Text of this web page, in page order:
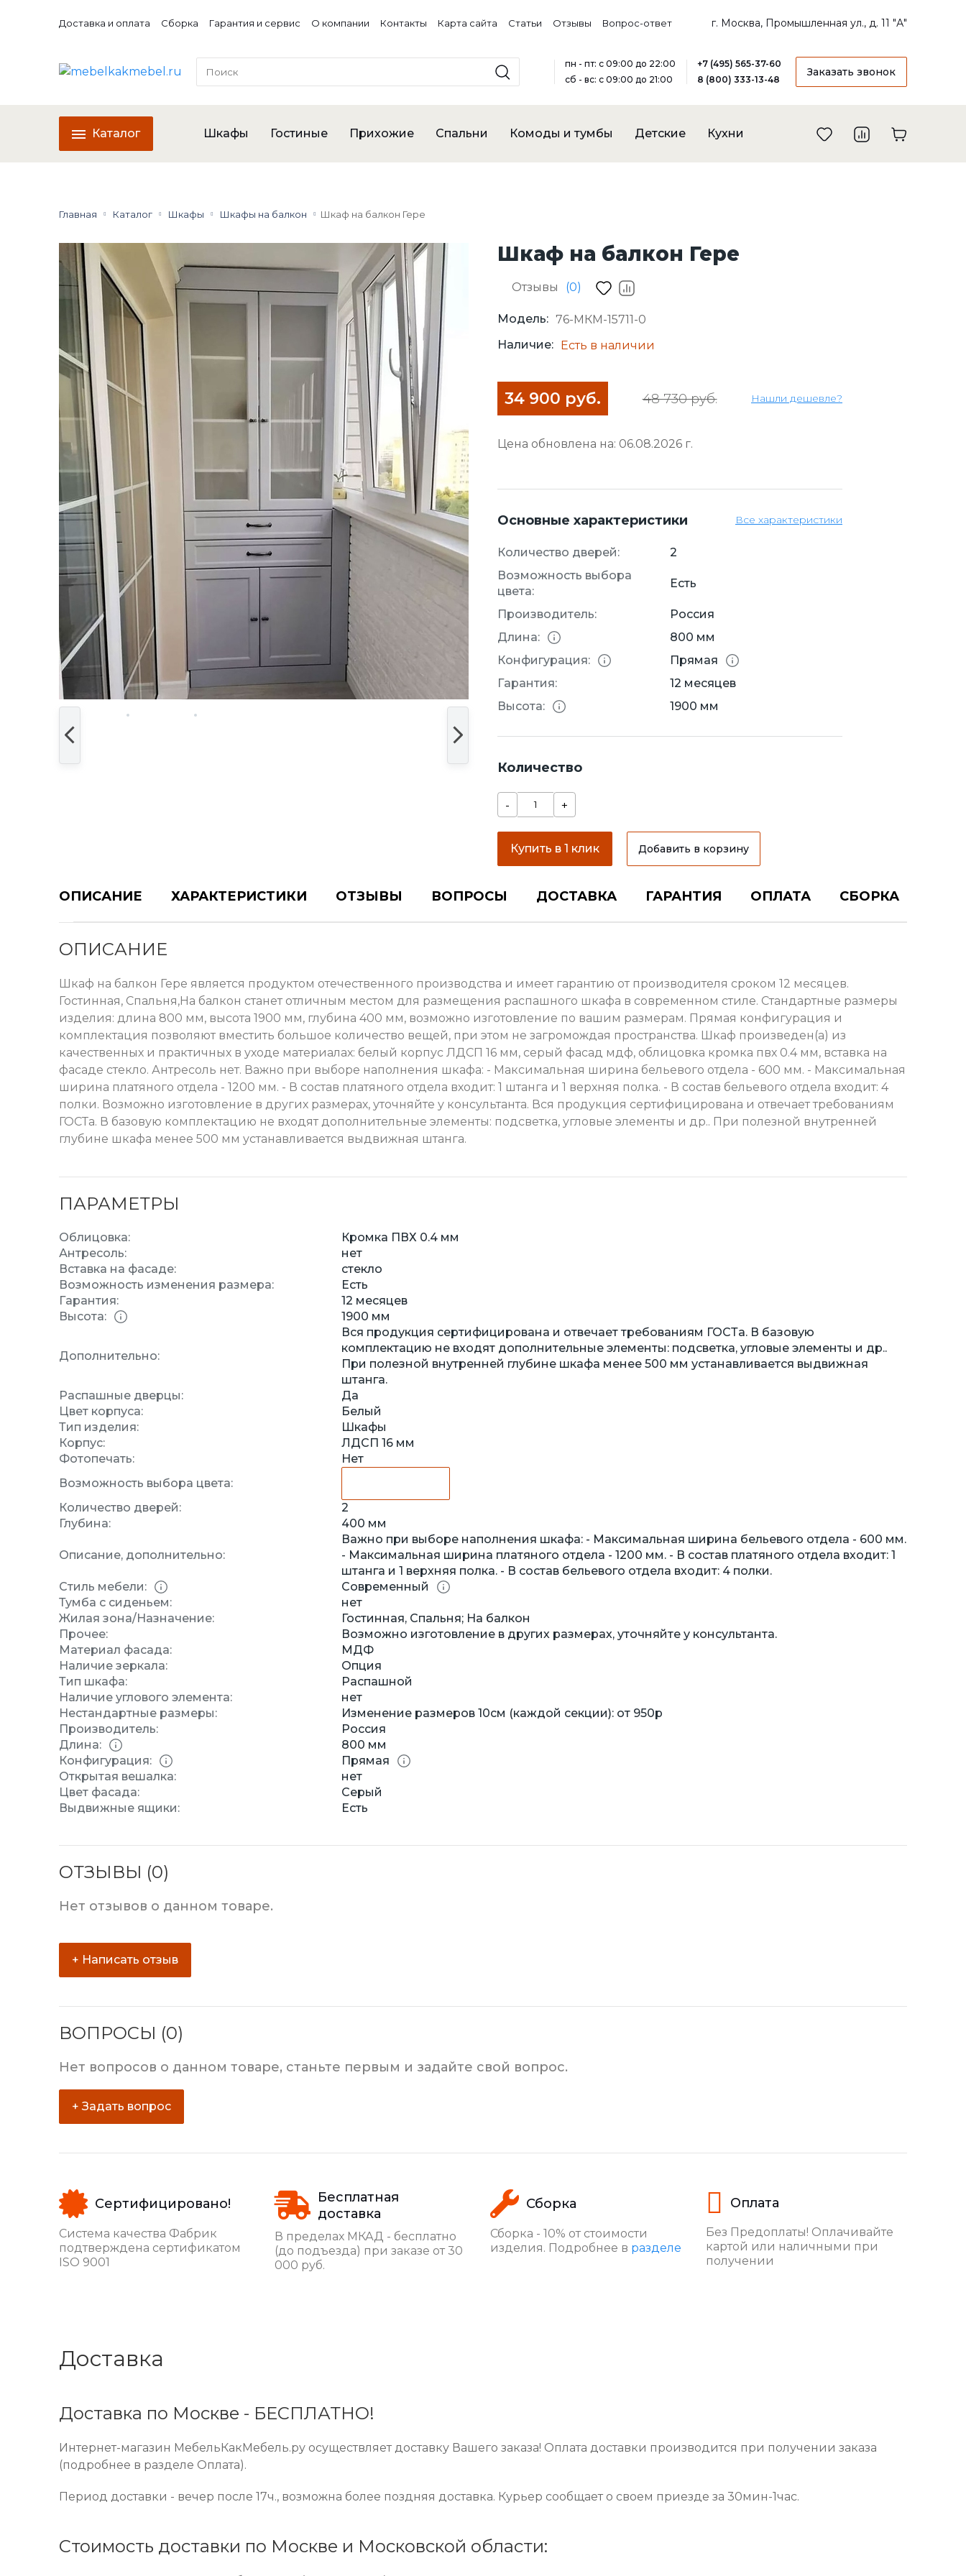
Доставка и оплата Сборка Гарантия и сервис О компании Контакты Карта сайта Статьи Отзывы Вопрос-ответ г. Москва, Промышленная ул., д. 11 "А"
пн - пт: с 09:00 до 22:00
сб - вс: с 09:00 до 21:00
+7 (495) 565-37-60
8 (800) 333-13-48
Заказать звонок
Каталог Шкафы Гостиные Прихожие Спальни Комоды и тумбы Детские Кухни
Главная Каталог Шкафы Шкафы на балкон Шкаф на балкон Гере
Шкаф на балкон Гере
Отзывы (0)
Модель: 76-МКМ-15711-0
Наличие: Есть в наличии
34 900 руб. 48 730 руб. Нашли дешевле?
Цена обновлена на: 06.08.2026 г.
Основные характеристики Все характеристики
Количество дверей:
2
Возможность выбора
цвета:
Есть
Производитель:
Россия
Длина:
800 мм
Конфигурация:
Прямая
Гарантия:
12 месяцев
Высота:
1900 мм
Количество
- +
Купить в 1 клик Добавить в корзину
ОПИСАНИЕ ХАРАКТЕРИСТИКИ ОТЗЫВЫ ВОПРОСЫ ДОСТАВКА ГАРАНТИЯ ОПЛАТА СБОРКА
ОПИСАНИЕ
Шкаф на балкон Гере является продуктом отечественного производства и имеет гарантию от производителя сроком 12 месяцев.
Гостинная, Спальня,На балкон станет отличным местом для размещения распашного шкафа в современном стиле. Стандартные размеры
изделия: длина 800 мм, высота 1900 мм, глубина 400 мм, возможно изготовление по вашим размерам. Прямая конфигурация и
комплектация позволяют вместить большое количество вещей, при этом не загромождая пространства. Шкаф произведен(а) из
качественных и практичных в уходе материалах: белый корпус ЛДСП 16 мм, серый фасад мдф, облицовка кромка пвх 0.4 мм, вставка на
фасаде стекло. Антресоль нет. Важно при выборе наполнения шкафа: - Максимальная ширина бельевого отдела - 600 мм. - Максимальная
ширина платяного отдела - 1200 мм. - В состав платяного отдела входит: 1 штанга и 1 верхняя полка. - В состав бельевого отдела входит: 4
полки. Возможно изготовление в других размерах, уточняйте у консультанта. Вся продукция сертифицирована и отвечает требованиям
ГОСТа. В базовую комплектацию не входят дополнительные элементы: подсветка, угловые элементы и др.. При полезной внутренней
глубине шкафа менее 500 мм устанавливается выдвижная штанга.
ПАРАМЕТРЫ
Облицовка:
Кромка ПВХ 0.4 мм
Антресоль:
нет
Вставка на фасаде:
стекло
Возможность изменения размера:
Есть
Гарантия:
12 месяцев
Высота:
1900 мм
Дополнительно:
Вся продукция сертифицирована и отвечает требованиям ГОСТа. В базовую
комплектацию не входят дополнительные элементы: подсветка, угловые элементы и др..
При полезной внутренней глубине шкафа менее 500 мм устанавливается выдвижная
штанга.
Распашные дверцы:
Да
Цвет корпуса:
Белый
Тип изделия:
Шкафы
Корпус:
ЛДСП 16 мм
Фотопечать:
Нет
Возможность выбора цвета:
Количество дверей:
2
Глубина:
400 мм
Описание, дополнительно:
Важно при выборе наполнения шкафа: - Максимальная ширина бельевого отдела - 600 мм.
- Максимальная ширина платяного отдела - 1200 мм. - В состав платяного отдела входит: 1
штанга и 1 верхняя полка. - В состав бельевого отдела входит: 4 полки.
Стиль мебели:
Современный
Тумба с сиденьем:
нет
Жилая зона/Назначение:
Гостинная, Спальня; На балкон
Прочее:
Возможно изготовление в других размерах, уточняйте у консультанта.
Материал фасада:
МДФ
Наличие зеркала:
Опция
Тип шкафа:
Распашной
Наличие углового элемента:
нет
Нестандартные размеры:
Изменение размеров 10см (каждой секции): от 950р
Производитель:
Россия
Длина:
800 мм
Конфигурация:
Прямая
Открытая вешалка:
нет
Цвет фасада:
Серый
Выдвижные ящики:
Есть
ОТЗЫВЫ (0)
Нет отзывов о данном товаре.
+ Написать отзыв
ВОПРОСЫ (0)
Нет вопросов о данном товаре, станьте первым и задайте свой вопрос.
+ Задать вопрос
Сертифицировано!
Система качества Фабрик
подтверждена сертификатом
ISO 9001
Бесплатная
доставка
В пределах МКАД - бесплатно
(до подъезда) при заказе от 30
000 руб.
Сборка
Сборка - 10% от стоимости
изделия. Подробнее в разделе
Оплата
Без Предоплаты! Оплачивайте
картой или наличными при
получении
Доставка
Доставка по Москве - БЕСПЛАТНО!
Интернет-магазин МебельКакМебель.ру осуществляет доставку Вашего заказа! Оплата доставки производится при получении заказа
(подробнее в разделе Оплата).
Период доставки - вечер после 17ч., возможна более поздняя доставка. Курьер сообщает о своем приезде за 30мин-1час.
Стоимость доставки по Москве и Московской области: